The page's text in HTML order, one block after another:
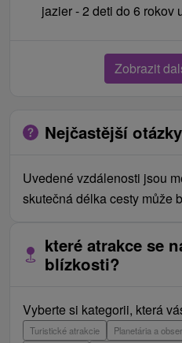
jazier - 2 deti do 6 rokov
Zobrazit
Nejčastější
Uvedené vzdálenosti jsou
skutečná délka cesty může
které atrakce se
blízkosti?
Vyberte si kategorii, která
Turistické atrakcie Planetária a